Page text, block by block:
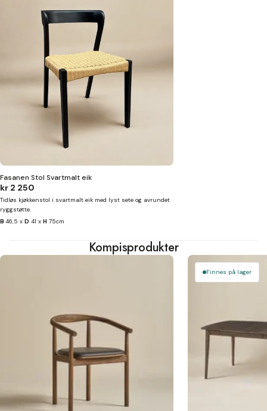
Fasanen Stol Svartmalt eik
kr 2 250
Tidløs kjøkkenstol i svartmalt eik med lyst sete og avrundet
ryggstøtte.
B 46,5 x D 41 x H 75cm
Kompisprodukter
Finnes på lager